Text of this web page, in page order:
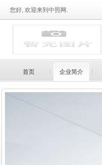
您好, 欢迎来到中照网.
首页 企业简介